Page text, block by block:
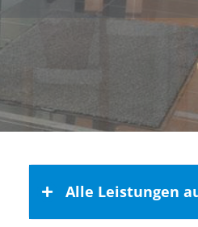
Alle Leistungen